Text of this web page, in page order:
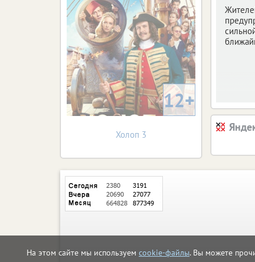
На этом сайте мы используем cookie-файлы. Вы можете
12+
Холоп 3